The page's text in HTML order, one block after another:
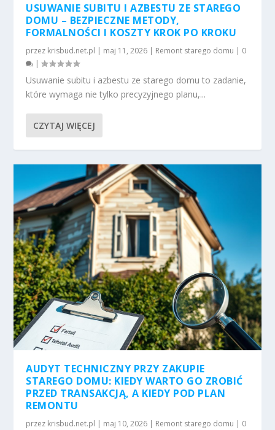
USUWANIE SUBITU I AZBESTU ZE STAREGO
DOMU – BEZPIECZNE METODY,
FORMALNOŚCI I KOSZTY KROK PO KROKU
przez krisbud.net.pl | maj 11, 2026 | Remont starego domu | 0
|
Usuwanie subitu i azbestu ze starego domu to zadanie,
które wymaga nie tylko precyzyjnego planu,...
CZYTAJ WIĘCEJ
AUDYT TECHNICZNY PRZY ZAKUPIE
STAREGO DOMU: KIEDY WARTO GO ZROBIĆ
PRZED TRANSAKCJĄ, A KIEDY POD PLAN
REMONTU
przez krisbud.net.pl | maj 10, 2026 | Remont starego domu | 0